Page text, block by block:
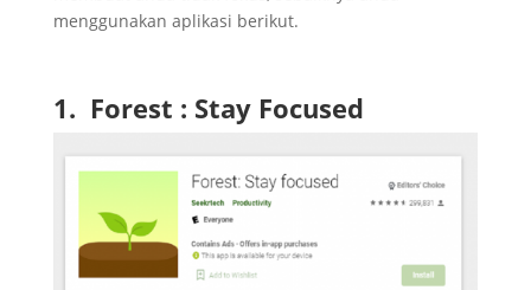
menggunakan aplikasi berikut.
1. Forest : Stay Focused